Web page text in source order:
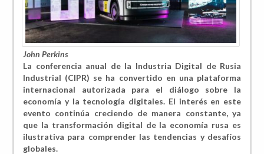
John Perkins
La conferencia anual de la Industria Digital de Rusia
Industrial (CIPR) se ha convertido en una plataforma
internacional autorizada para el diálogo sobre la
economía y la tecnología digitales. El interés en este
evento continúa creciendo de manera constante, ya
que la transformación digital de la economía rusa es
ilustrativa para comprender las tendencias y desafíos
globales.